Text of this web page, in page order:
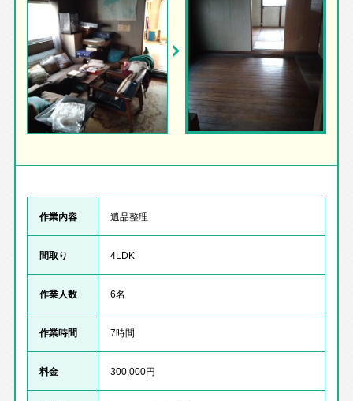
作業内容 遺品整理
間取り 4LDK
作業人数 6名
作業時間 7時間
料金 300,000円